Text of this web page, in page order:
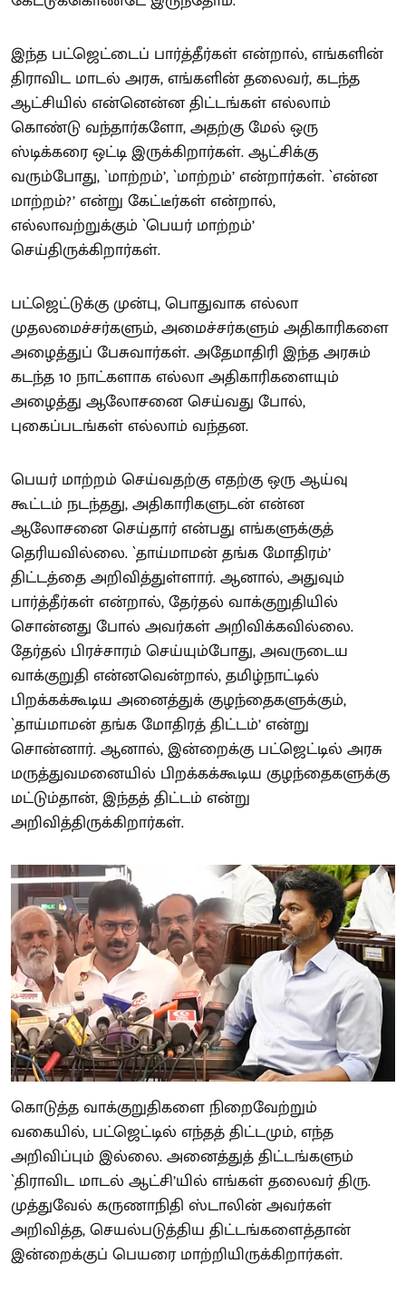
இந்த பட்ஜெட்டைப் பார்த்தீர்கள் என்றால், எங்களின்
திராவிட மாடல் அரசு, எங்களின் தலைவர், கடந்த
ஆட்சியில் என்னென்ன திட்டங்கள் எல்லாம்
கொண்டு வந்தார்களோ, அதற்கு மேல் ஒரு
ஸ்டிக்கரை ஒட்டி இருக்கிறார்கள். ஆட்சிக்கு
வரும்போது, `மாற்றம்’, `மாற்றம்’ என்றார்கள். `என்ன
மாற்றம்?’ என்று கேட்டீர்கள் என்றால்,
எல்லாவற்றுக்கும் `பெயர் மாற்றம்’
செய்திருக்கிறார்கள்.
பட்ஜெட்டுக்கு முன்பு, பொதுவாக எல்லா
முதலமைச்சர்களும், அமைச்சர்களும் அதிகாரிகளை
அழைத்துப் பேசுவார்கள். அதேமாதிரி இந்த அரசும்
கடந்த 10 நாட்களாக எல்லா அதிகாரிகளையும்
அழைத்து ஆலோசனை செய்வது போல்,
புகைப்படங்கள் எல்லாம் வந்தன.
பெயர் மாற்றம் செய்வதற்கு எதற்கு ஒரு ஆய்வு
கூட்டம் நடந்தது, அதிகாரிகளுடன் என்ன
ஆலோசனை செய்தார் என்பது எங்களுக்குத்
தெரியவில்லை. `தாய்மாமன் தங்க மோதிரம்’
திட்டத்தை அறிவித்துள்ளார். ஆனால், அதுவும்
பார்த்தீர்கள் என்றால், தேர்தல் வாக்குறுதியில்
சொன்னது போல் அவர்கள் அறிவிக்கவில்லை.
தேர்தல் பிரச்சாரம் செய்யும்போது, அவருடைய
வாக்குறுதி என்னவென்றால், தமிழ்நாட்டில்
பிறக்கக்கூடிய அனைத்துக் குழந்தைகளுக்கும்,
`தாய்மாமன் தங்க மோதிரத் திட்டம்’ என்று
சொன்னார். ஆனால், இன்றைக்கு பட்ஜெட்டில் அரசு
மருத்துவமனையில் பிறக்கக்கூடிய குழந்தைகளுக்கு
மட்டும்தான், இந்தத் திட்டம் என்று
அறிவித்திருக்கிறார்கள்.
கொடுத்த வாக்குறுதிகளை நிறைவேற்றும்
வகையில், பட்ஜெட்டில் எந்தத் திட்டமும், எந்த
அறிவிப்பும் இல்லை. அனைத்துத் திட்டங்களும்
`திராவிட மாடல் ஆட்சி’யில் எங்கள் தலைவர் திரு.
முத்துவேல் கருணாநிதி ஸ்டாலின் அவர்கள்
அறிவித்த, செயல்படுத்திய திட்டங்களைத்தான்
இன்றைக்குப் பெயரை மாற்றியிருக்கிறார்கள்.